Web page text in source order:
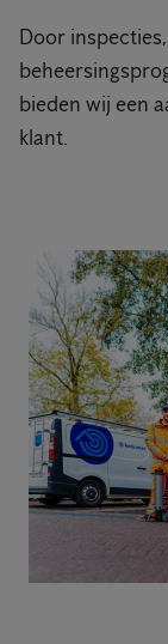
Door
bieden wij een
klant.